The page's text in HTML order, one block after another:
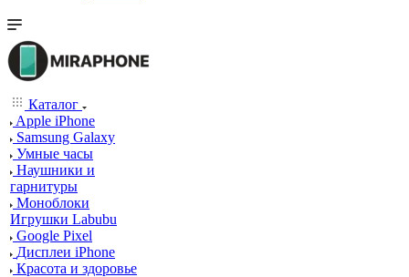
Каталог
Apple iPhone
Samsung Galaxy
Умные часы
Наушники и
гарнитуры
Моноблоки
Игрушки Labubu
Google Pixel
Дисплеи iPhone
Красота и здоровье